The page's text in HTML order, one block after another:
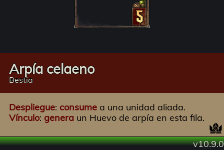
Arpía celaeno
Bestia
Despliegue: consume a una unidad aliada.
Vínculo: genera un Huevo de arpía en esta fila.
v10.9.0